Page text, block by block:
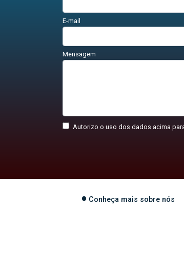
E-mail
Mensagem
Autorizo o uso dos dados acima
Conheça mais sobre nós